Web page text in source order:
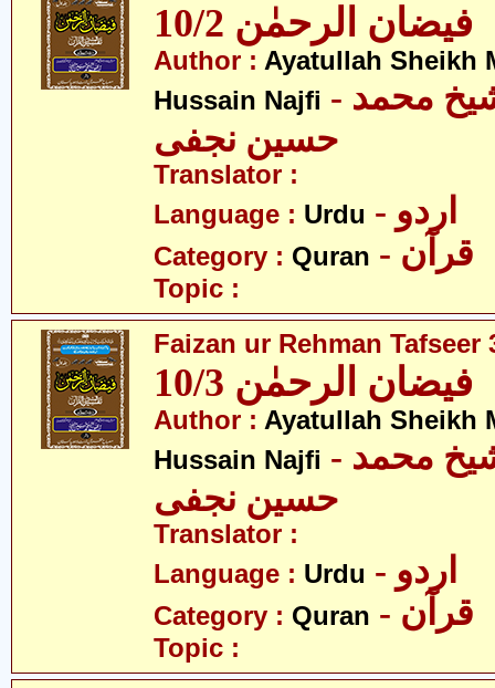
فیضان الرحمٰن 10/2
Author : Ayatullah Sheikh
Hussain Najfi - آیت اللہ شیخ محمد
حسین نجفی
Translator :
Language : Urdu - اردو
Category : Quran - قرآن
Topic :
Faizan ur Rehman Tafseer
فیضان الرحمٰن 10/3
Author : Ayatullah Sheikh
Hussain Najfi - آیت اللہ شیخ محمد
حسین نجفی
Translator :
Language : Urdu - اردو
Category : Quran - قرآن
Topic :